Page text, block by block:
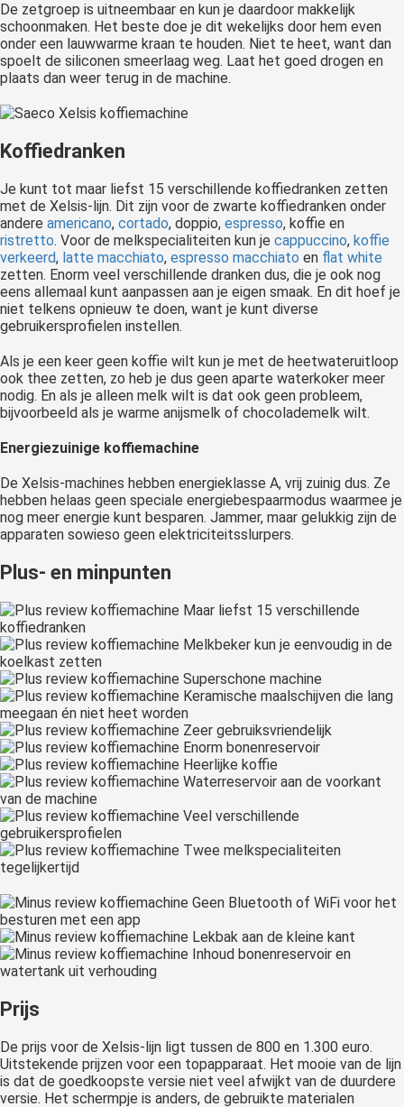
De zetgroep is uitneembaar en kun je daardoor makkelijk
schoonmaken. Het beste doe je dit wekelijks door hem even
onder een lauwwarme kraan te houden. Niet te heet, want dan
spoelt de siliconen smeerlaag weg. Laat het goed drogen en
plaats dan weer terug in de machine.
Koffiedranken
Je kunt tot maar liefst 15 verschillende koffiedranken zetten
met de Xelsis-lijn. Dit zijn voor de zwarte koffiedranken onder
andere americano, cortado, doppio, espresso, koffie en
ristretto. Voor de melkspecialiteiten kun je cappuccino, koffie
verkeerd, latte macchiato, espresso macchiato en flat white
zetten. Enorm veel verschillende dranken dus, die je ook nog
eens allemaal kunt aanpassen aan je eigen smaak. En dit hoef je
niet telkens opnieuw te doen, want je kunt diverse
gebruikersprofielen instellen.
Als je een keer geen koffie wilt kun je met de heetwateruitloop
ook thee zetten, zo heb je dus geen aparte waterkoker meer
nodig. En als je alleen melk wilt is dat ook geen probleem,
bijvoorbeeld als je warme anijsmelk of chocolademelk wilt.
Energiezuinige koffiemachine
De Xelsis-machines hebben energieklasse A, vrij zuinig dus. Ze
hebben helaas geen speciale energiebespaarmodus waarmee je
nog meer energie kunt besparen. Jammer, maar gelukkig zijn de
apparaten sowieso geen elektriciteitsslurpers.
Plus- en minpunten
Maar liefst 15 verschillende
koffiedranken
Melkbeker kun je eenvoudig in de
koelkast zetten
Superschone machine
Keramische maalschijven die lang
meegaan én niet heet worden
Zeer gebruiksvriendelijk
Enorm bonenreservoir
Heerlijke koffie
Waterreservoir aan de voorkant
van de machine
Veel verschillende
gebruikersprofielen
Twee melkspecialiteiten
tegelijkertijd
Geen Bluetooth of WiFi voor het
besturen met een app
Lekbak aan de kleine kant
Inhoud bonenreservoir en
watertank uit verhouding
Prijs
De prijs voor de Xelsis-lijn ligt tussen de 800 en 1.300 euro.
Uitstekende prijzen voor een topapparaat. Het mooie van de lijn
is dat de goedkoopste versie niet veel afwijkt van de duurdere
versie. Het schermpje is anders, de gebruikte materialen